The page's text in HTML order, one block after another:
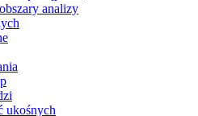
analizy
ukośnych